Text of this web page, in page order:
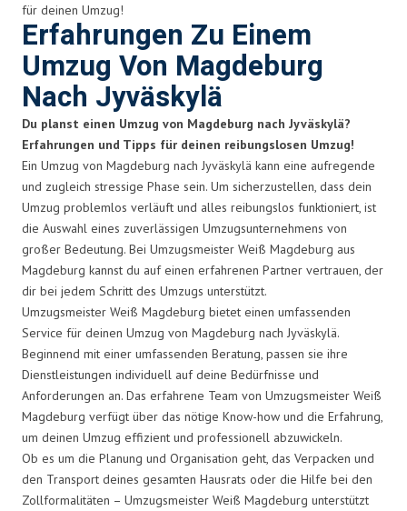
für deinen Umzug!
Erfahrungen Zu Einem
Umzug Von Magdeburg
Nach Jyväskylä
Du planst einen Umzug von Magdeburg nach Jyväskylä?
Erfahrungen und Tipps für deinen reibungslosen Umzug!
Ein Umzug von Magdeburg nach Jyväskylä kann eine aufregende
und zugleich stressige Phase sein. Um sicherzustellen, dass dein
Umzug problemlos verläuft und alles reibungslos funktioniert, ist
die Auswahl eines zuverlässigen Umzugsunternehmens von
großer Bedeutung. Bei Umzugsmeister Weiß Magdeburg aus
Magdeburg kannst du auf einen erfahrenen Partner vertrauen, der
dir bei jedem Schritt des Umzugs unterstützt.
Umzugsmeister Weiß Magdeburg bietet einen umfassenden
Service für deinen Umzug von Magdeburg nach Jyväskylä.
Beginnend mit einer umfassenden Beratung, passen sie ihre
Dienstleistungen individuell auf deine Bedürfnisse und
Anforderungen an. Das erfahrene Team von Umzugsmeister Weiß
Magdeburg verfügt über das nötige Know-how und die Erfahrung,
um deinen Umzug effizient und professionell abzuwickeln.
Ob es um die Planung und Organisation geht, das Verpacken und
den Transport deines gesamten Hausrats oder die Hilfe bei den
Zollformalitäten – Umzugsmeister Weiß Magdeburg unterstützt